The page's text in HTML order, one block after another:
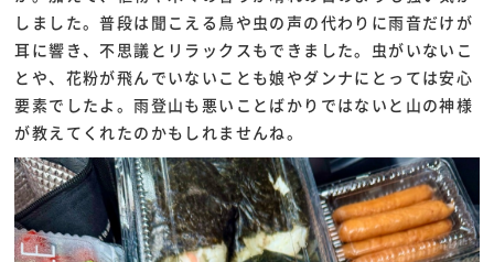
しました。普段は聞こえる鳥や虫の声の代わりに雨音だけが
耳に響き、不思議とリラックスもできました。虫がいないこ
とや、花粉が飛んでいないことも娘やダンナにとっては安心
要素でしたよ。雨登山も悪いことばかりではないと山の神様
が教えてくれたのかもしれませんね。